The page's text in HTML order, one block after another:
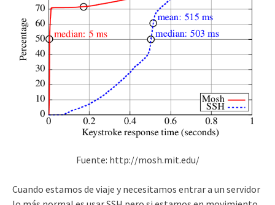
Fuente: http://mosh.mit.edu/
Cuando estamos de viaje y necesitamos entrar a un servidor